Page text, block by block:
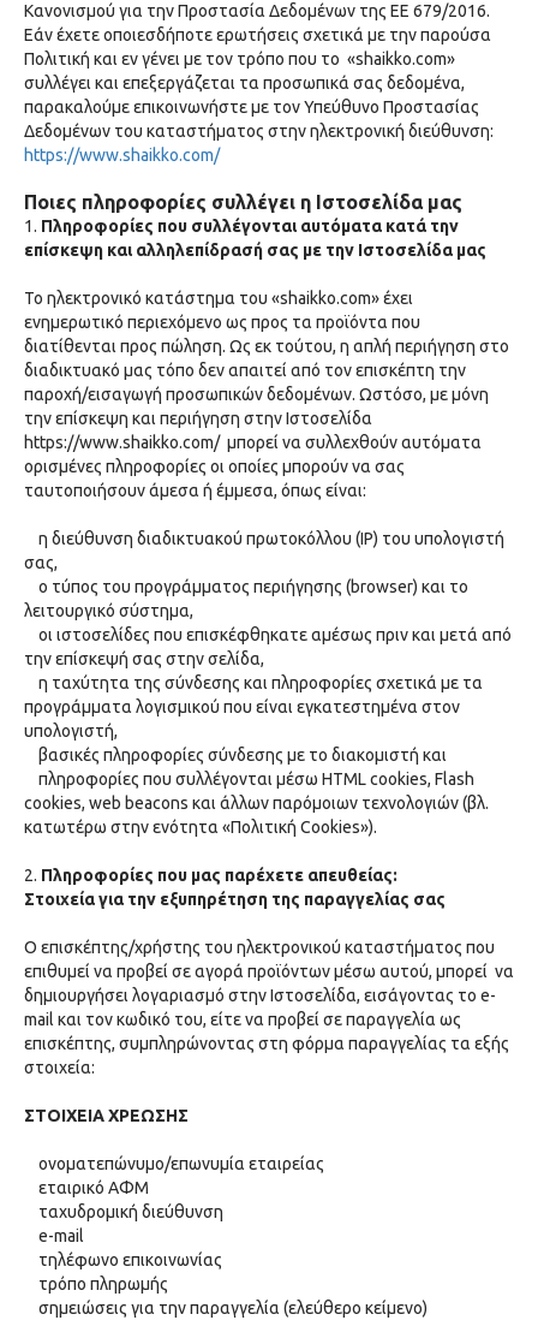
Κανονισμού για την Προστασία Δεδομένων της ΕΕ 679/2016.
Εάν έχετε οποιεσδήποτε ερωτήσεις σχετικά με την παρούσα
Πολιτική και εν γένει με τον τρόπο που το «shaikko.com»
συλλέγει και επεξεργάζεται τα προσωπικά σας δεδομένα,
παρακαλούμε επικοινωνήστε με τoν Υπεύθυνo Προστασίας
Δεδομένων του καταστήματος στην ηλεκτρονική διεύθυνση:
https://www.shaikko.com/
Ποιες πληροφορίες συλλέγει η Ιστοσελίδα μας
1. Πληροφορίες που συλλέγονται αυτόματα κατά την
επίσκεψη και αλληλεπίδρασή σας με την Ιστοσελίδα μας
Το ηλεκτρονικό κατάστημα του «shaikko.com» έχει
ενημερωτικό περιεχόμενο ως προς τα προϊόντα που
διατίθενται προς πώληση. Ως εκ τούτου, η απλή περιήγηση στο
διαδικτυακό μας τόπο δεν απαιτεί από τον επισκέπτη την
παροχή/εισαγωγή προσωπικών δεδομένων. Ωστόσο, με μόνη
την επίσκεψη και περιήγηση στην Ιστοσελίδα
https://www.shaikko.com/ μπορεί να συλλεχθούν αυτόματα
ορισμένες πληροφορίες οι οποίες μπορούν να σας
ταυτοποιήσουν άμεσα ή έμμεσα, όπως είναι:
η διεύθυνση διαδικτυακού πρωτοκόλλου (ΙΡ) του υπολογιστή
σας,
ο τύπος του προγράμματος περιήγησης (browser) και το
λειτουργικό σύστημα,
οι ιστοσελίδες που επισκέφθηκατε αμέσως πριν και μετά από
την επίσκεψή σας στην σελίδα,
η ταχύτητα της σύνδεσης και πληροφορίες σχετικά με τα
προγράμματα λογισμικού που είναι εγκατεστημένα στον
υπολογιστή,
βασικές πληροφορίες σύνδεσης με το διακομιστή και
πληροφορίες που συλλέγονται μέσω HTML cookies, Flash
cookies, web beacons και άλλων παρόμοιων τεχνολογιών (βλ.
κατωτέρω στην ενότητα «Πολιτική Cookies»).
2. Πληροφορίες που μας παρέχετε απευθείας:
Στοιχεία για την εξυπηρέτηση της παραγγελίας σας
Ο επισκέπτης/χρήστης του ηλεκτρονικού καταστήματος που
επιθυμεί να προβεί σε αγορά προϊόντων μέσω αυτού, μπορεί να
δημιουργήσει λογαριασμό στην Ιστοσελίδα, εισάγοντας το e-
mail και τον κωδικό του, είτε να προβεί σε παραγγελία ως
επισκέπτης, συμπληρώνοντας στη φόρμα παραγγελίας τα εξής
στοιχεία:
ΣΤΟΙΧΕΙΑ ΧΡΕΩΣΗΣ
ονοματεπώνυμο/επωνυμία εταιρείας
εταιρικό ΑΦΜ
ταχυδρομική διεύθυνση
e-mail
τηλέφωνο επικοινωνίας
τρόπο πληρωμής
σημειώσεις για την παραγγελία (ελεύθερο κείμενο)